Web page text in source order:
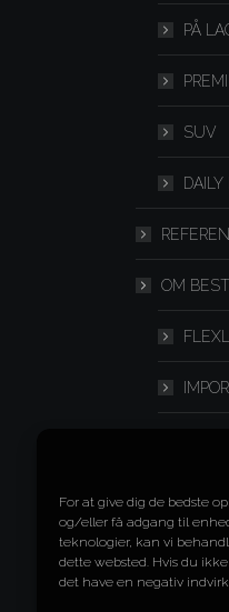
For at give dig de bedste
og/eller få adgang til
teknologier, kan vi
dette websted. Hvis du
det have en negativ
PÅ
SUV
DAILY
OM